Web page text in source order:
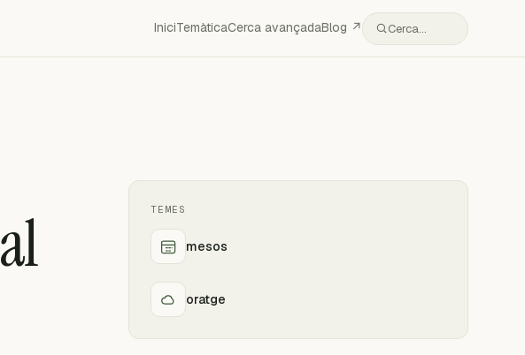
IniciTemàticaCerca avançadaBlog ↗ Cerca…
TEMES
mesos
oratge